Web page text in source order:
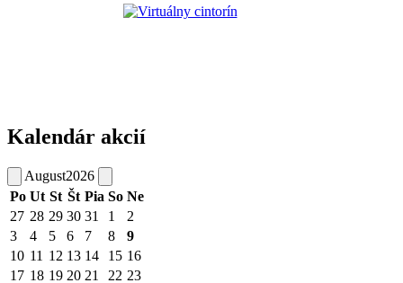
Kalendár akcií
August2026
Po Ut St Št Pia So Ne
27 28 29 30 31 1
2
3
4 5 6 7 8
9
10 11 12 13 14 15 16
17 18 19 20 21 22 23